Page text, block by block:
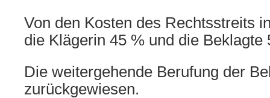
Von den Kosten des Rechtsstreits
die Klägerin 45 % und die Beklagte
Die weitergehende Berufung der
zurückgewiesen.